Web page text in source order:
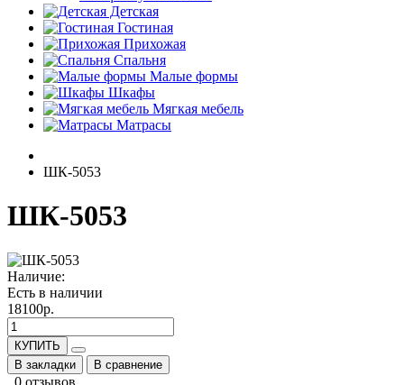
Детская
Гостиная
Прихожая
Спальня
Малые формы
Шкафы
Мягкая мебель
Матрасы
ШК-5053
ШК-5053
Наличие:
Есть в наличии
18100р.
КУПИТЬ
В закладки
В сравнение
0 отзывов